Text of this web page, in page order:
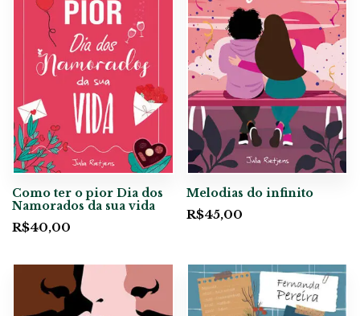
Como ter o pior Dia dos
Namorados da sua vida
R$40,00
Melodias do infinito
R$45,00